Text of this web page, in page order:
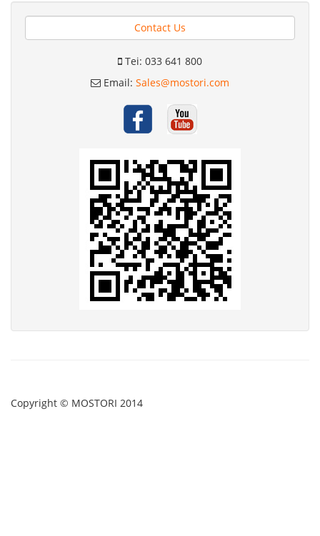
Contact Us
Tei: 033 641 800
Email: Sales@mostori.com
Copyright © MOSTORI 2014